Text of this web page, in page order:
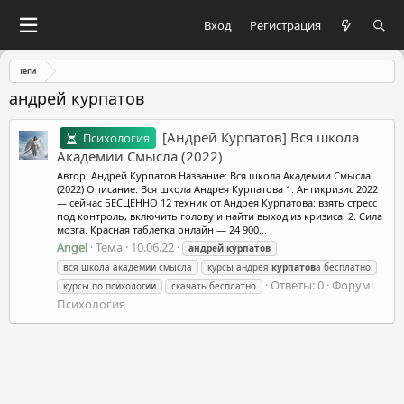
Вход Регистрация
Теги
андрей курпатов
Психология
[Андрей Курпатов] Вся школа
Академии Смысла (2022)
Автор: Андрей Курпатов Название: Вся школа Академии Смысла
(2022) Описание: Вся школа Андрея Курпатова 1. Антикризис 2022
— сейчас БЕСЦЕННО 12 техник от Андрея Курпатова: взять стресс
под контроль, включить голову и найти выход из кризиса. 2. Сила
мозга. Красная таблетка онлайн — 24 900...
Angel Тема 10.06.22 андрей курпатов
вся школа академии смысла
курсы андрея курпатова бесплатно
курсы по психологии
скачать бесплатно Ответы: 0 Форум:
Психология